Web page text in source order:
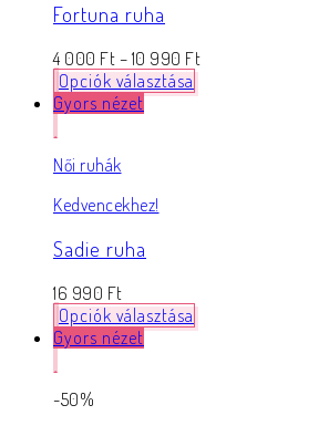
Fortuna ruha
4 000 Ft – 10 990 Ft
Opciók választása
Gyors nézet
Női ruhák
Kedvencekhez!
Sadie ruha
16 990 Ft
Opciók választása
Gyors nézet
-50%